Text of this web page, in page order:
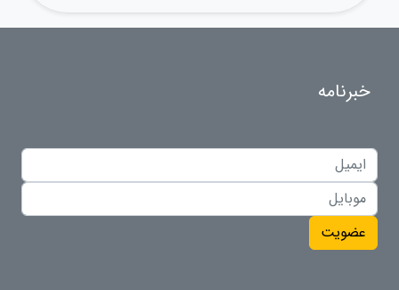
خبرنامه
عضویت